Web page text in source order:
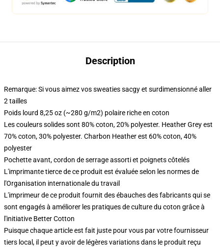
Description
Remarque: Si vous aimez vos sweaties sacgy et surdimensionné aller
2 tailles
Poids lourd 8,25 oz (~280 g/m2) polaire riche en coton
Les couleurs solides sont 80% coton, 20% polyester. Heather Grey est
70% coton, 30% polyester. Charbon Heather est 60% coton, 40%
polyester
Pochette avant, cordon de serrage assorti et poignets côtelés
L'imprimante tierce de ce produit est évaluée selon les normes de
l'Organisation internationale du travail
L'imprimeur de ce produit fournit des ébauches des fabricants qui se
sont engagés à améliorer les pratiques de culture du coton grâce à
l'initiative Better Cotton
Puisque chaque article est fait juste pour vous par votre fournisseur
tiers local, il peut y avoir de légères variations dans le produit reçu